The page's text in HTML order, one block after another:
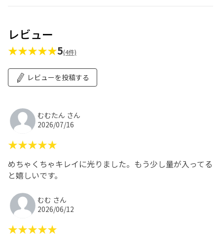
レビュー
★★★★★5(4件)
レビューを投稿する
むむたん さん
2026/07/16
★★★★★
めちゃくちゃキレイに光りました。もう少し量が入ってる
と嬉しいです。
むむ さん
2026/06/12
★★★★★